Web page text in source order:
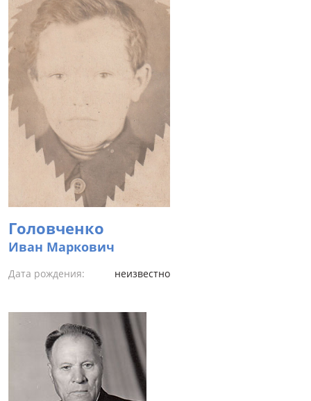
Головченко
Иван Маркович
Дата рождения: неизвестно